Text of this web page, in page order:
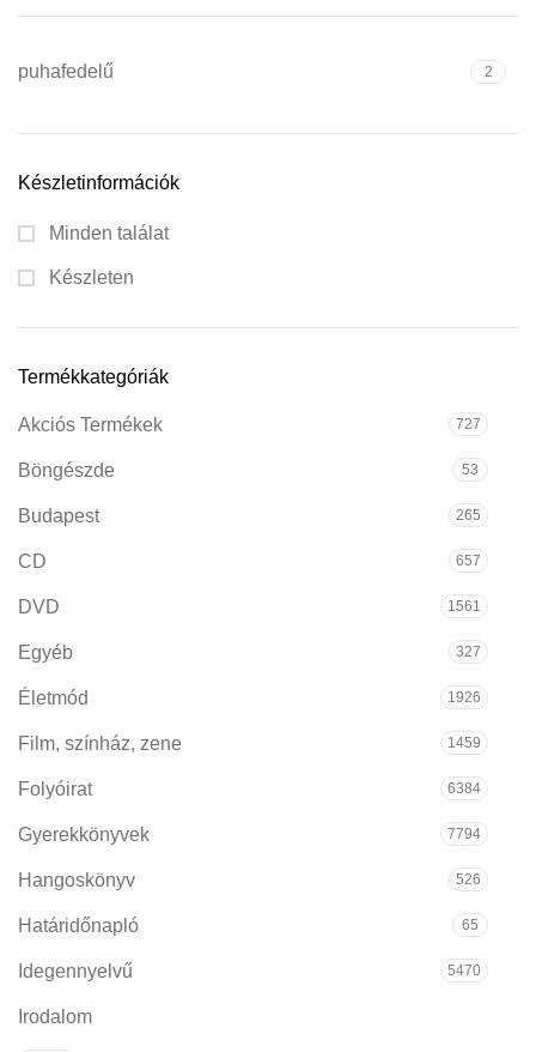
puhafedelű 2
Készletinformációk
Minden találat
Készleten
Termékkategóriák
Akciós Termékek 727
Böngészde 53
Budapest 265
CD 657
DVD 1561
Egyéb 327
Életmód 1926
Film, színház, zene 1459
Folyóirat 6384
Gyerekkönyvek 7794
Hangoskönyv 526
Határidőnapló 65
Idegennyelvű 5470
Irodalom